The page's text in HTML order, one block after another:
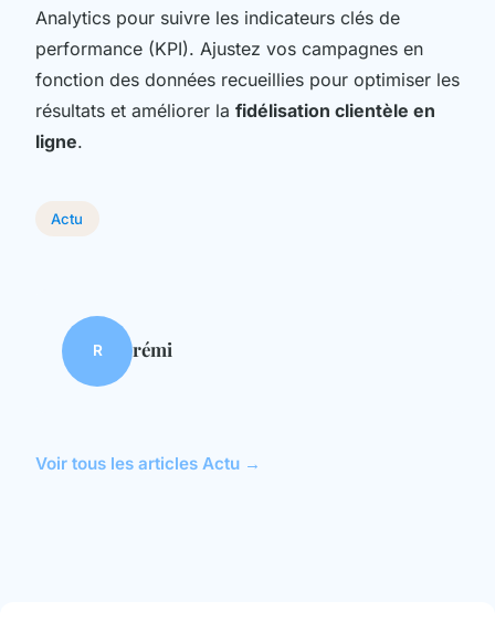
Analytics pour suivre les indicateurs clés de
performance (KPI). Ajustez vos campagnes en
fonction des données recueillies pour optimiser les
résultats et améliorer la fidélisation clientèle en
ligne.
Actu
R rémi
Voir tous les articles Actu →